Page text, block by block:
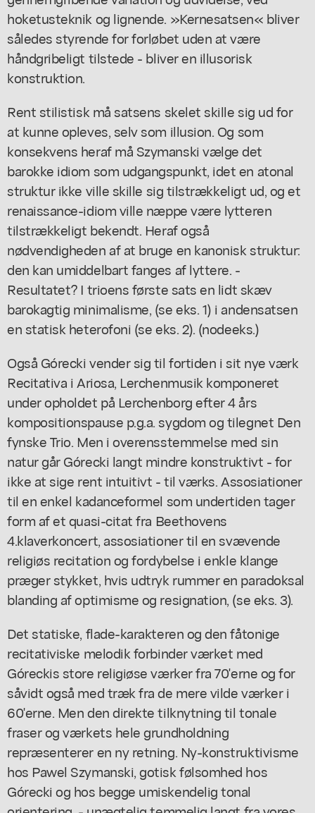
hoketusteknik og lignende. »Kernesatsen« bliver
således styrende for forløbet uden at være
håndgribeligt tilstede - bliver en illusorisk
konstruktion.
Rent stilistisk må satsens skelet skille sig ud for
at kunne opleves, selv som illusion. Og som
konsekvens heraf må Szymanski vælge det
barokke idiom som udgangspunkt, idet en atonal
struktur ikke ville skille sig tilstrækkeligt ud, og et
renaissance-idiom ville næppe være lytteren
tilstrækkeligt bekendt. Heraf også
nødvendigheden af at bruge en kanonisk struktur:
den kan umiddelbart fanges af lyttere. -
Resultatet? I trioens første sats en lidt skæv
barokagtig minimalisme, (se eks. 1) i andensatsen
en statisk heterofoni (se eks. 2). (nodeeks.)
Også Górecki vender sig til fortiden i sit nye værk
Recitativa i Ariosa, Lerchenmusik komponeret
under opholdet på Lerchenborg efter 4 års
kompositionspause p.g.a. sygdom og tilegnet Den
fynske Trio. Men i overensstemmelse med sin
natur går Górecki langt mindre konstruktivt - for
ikke at sige rent intuitivt - til værks. Assosiationer
til en enkel kadanceformel som undertiden tager
form af et quasi-citat fra Beethovens
4.klaverkoncert, assosiationer til en svævende
religiøs recitation og fordybelse i enkle klange
præger stykket, hvis udtryk rummer en paradoksal
blanding af optimisme og resignation, (se eks. 3).
Det statiske, flade-karakteren og den fåtonige
recitativiske melodik forbinder værket med
Góreckis store religiøse værker fra 70'erne og for
såvidt også med træk fra de mere vilde værker i
60'erne. Men den direkte tilknytning til tonale
fraser og værkets hele grundholdning
repræsenterer en ny retning. Ny-konstruktivisme
hos Pawel Szymanski, gotisk følsomhed hos
Górecki og hos begge umiskendelig tonal